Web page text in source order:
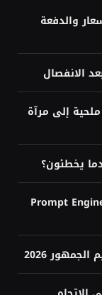
مصر ويُشعر به
هدفك